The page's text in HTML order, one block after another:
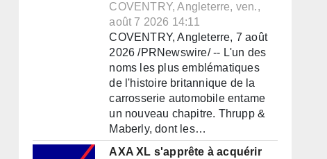
COVENTRY, Angleterre, ven.,
août 7 2026 14:11
COVENTRY, Angleterre, 7 août
2026 /PRNewswire/ -- L'un des
noms les plus emblématiques
de l'histoire britannique de la
carrosserie automobile entame
un nouveau chapitre. Thrupp &
Maberly, dont les…
AXA XL s'apprête à acquérir